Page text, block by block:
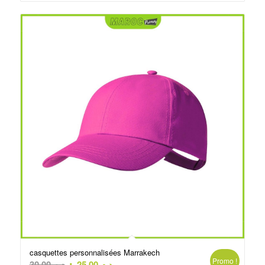
casquettes personnalisées Marrakech
Promo !